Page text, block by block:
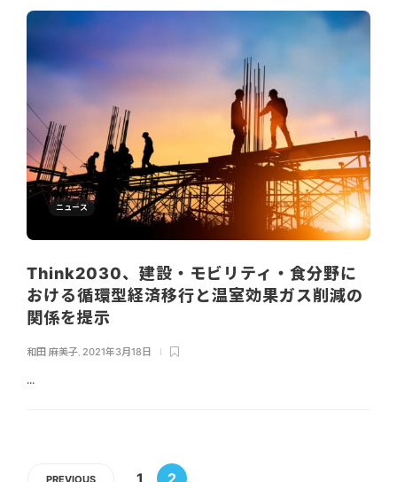
ニュース
Think2030、建設・モビリティ・食分野に
おける循環型経済移行と温室効果ガス削減の
関係を提示
和田 麻美子 2021年3月18日
...